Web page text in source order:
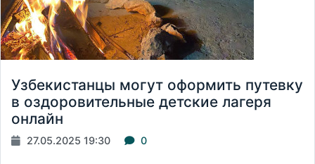
Узбекистанцы могут оформить путевку
в оздоровительные детские лагеря
онлайн
27.05.2025 19:30 0